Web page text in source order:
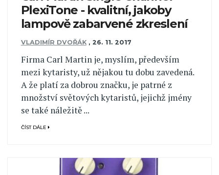
PlexiTone - kvalitní, jakoby
lampově zabarvené zkreslení
VLADIMÍR DVOŘÁK , 26. 11. 2017
Firma Carl Martin je, myslím, především
mezi kytaristy, už nějakou tu dobu zavedená.
A že platí za dobrou značku, je patrné z
množství světových kytaristů, jejichž jmény
se také náležitě ...
ČÍST DÁLE